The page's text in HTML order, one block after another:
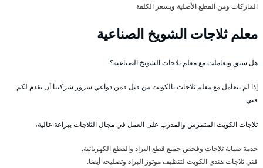
الماركات ومن القطع الأصلية وبسعر الكلفة
معلم ثلاجات الشويخ الصناعية
هل سبق وتعاملت مع معلم ثلاجات الشويخ الصناعية؟
إذا لم تتعامل مع معلم ثلاجات بالكويت من قبل فمن دواعي سرور شركتنا أن تقدم لكم
فني
ثلاجات الكويت المتمرس والمدرب على العمل في مجال الثلاجات ببراعة عالية،
خدمة صيانة ثلاجات وفحص جميع قطع البراد والقطع الكهربائية.
فني ثلاجات هندي الكويت لتنظيف موتور البراد وتصليحه أيضا.